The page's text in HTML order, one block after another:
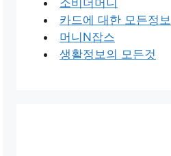
소비더머니
카드에 대한 모든정보
머니N잡스
생활정보의 모든것